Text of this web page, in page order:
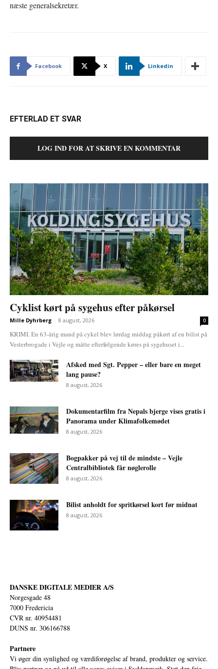
næste generalsekretær.
Facebook X Linkedin
EFTERLAD ET SVAR
LOG IND FOR AT SKRIVE EN KOMMENTAR
Cyklist kørt på sygehus efter påkørsel
Mille Dyhrberg - 8 august, 2026 0
KRIMI. En 63-årig mand på cykel blev lørdag middag påkørt af en bilist på
Vesterbrogade i Vejle og måtte efterfølgende køres på sygehuset i...
Afsked med Sgt. Pepper – eller bare en meget
lang pause?
8 august, 2026
Dokumentarfilm fra Nepals bjerge vises gratis i
Panorama under Klimafolkemødet
8 august, 2026
Bogpakker på vej til de mindste – Vejle
Centralbibliotek får nøglerolle
8 august, 2026
Bilist anholdt for spritkørsel kort før midnat
8 august, 2026
DANSKE DIGITALE MEDIER A/S
Norgesgade 48
7000 Fredericia
CVR nr. 40954481
DUNS nr. 306166788
Partnere
Vi øger din synlighed og værdiforøgelse af brand, produkter og service.